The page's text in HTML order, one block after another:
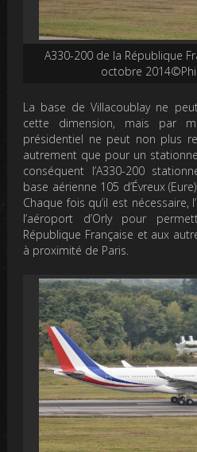
A330-200 de la République
octobre
La base de Villacoublay ne
cette dimension, mais par
présidentiel ne peut non plus
autrement que pour un
conséquent l’A330-200
base aérienne 105 d’Évreux
Chaque fois qu’il est nécessaire,
l’aéroport d’Orly pour
République Française et aux
à proximité de Paris.